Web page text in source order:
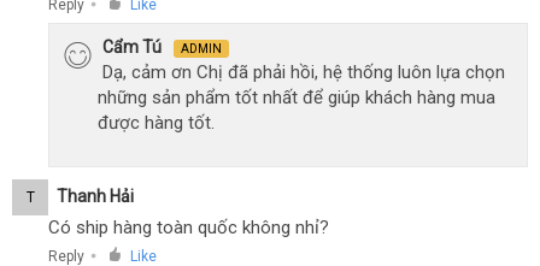
Reply ● Like
Cẩm Tú ADMIN
Dạ, cảm ơn Chị đã phải hồi, hệ thống luôn lựa chọn
những sản phẩm tốt nhất để giúp khách hàng mua
được hàng tốt.
T Thanh Hải
Có ship hàng toàn quốc không nhỉ?
Reply ● Like